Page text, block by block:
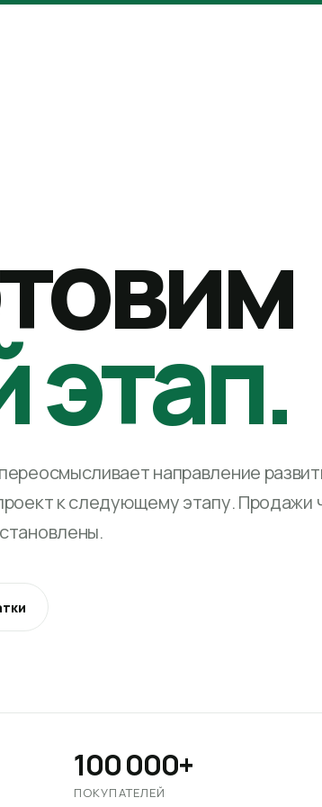
этап.
направление
к следующему этапу. Продажи
100 000+
ПОКУПАТЕЛЕЙ